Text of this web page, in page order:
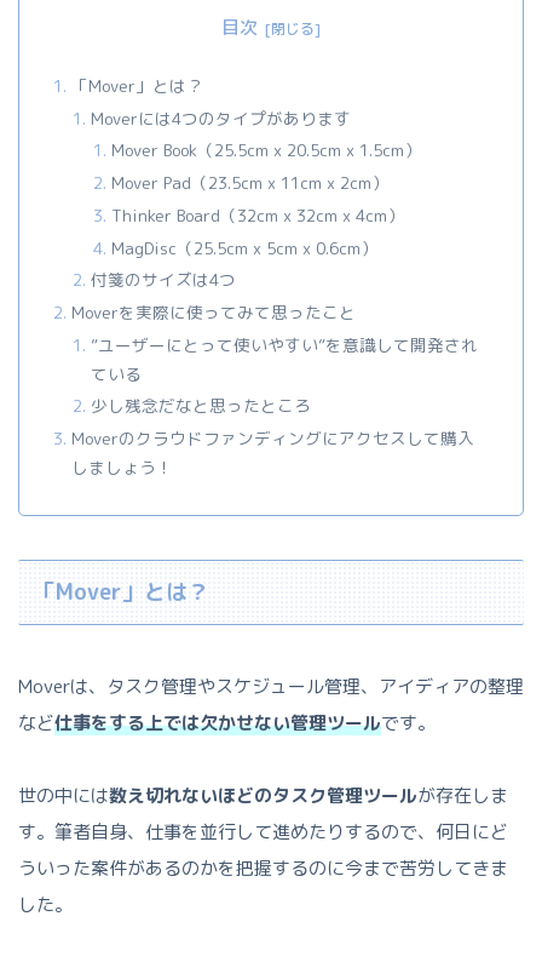
目次
「Mover」とは？
Moverには4つのタイプがあります
Mover Book（25.5cm x 20.5cm x 1.5cm）
Mover Pad（23.5cm x 11cm x 2cm）
Thinker Board（32cm x 32cm x 4cm）
MagDisc（25.5cm x 5cm x 0.6cm）
付箋のサイズは4つ
Moverを実際に使ってみて思ったこと
”ユーザーにとって使いやすい”を意識して開発され
ている
少し残念だなと思ったところ
Moverのクラウドファンディングにアクセスして購入
しましょう！
「Mover」とは？
Moverは、タスク管理やスケジュール管理、アイディアの整理
など仕事をする上では欠かせない管理ツールです。
世の中には数え切れないほどのタスク管理ツールが存在しま
す。筆者自身、仕事を並行して進めたりするので、何日にど
ういった案件があるのかを把握するのに今まで苦労してきま
した。